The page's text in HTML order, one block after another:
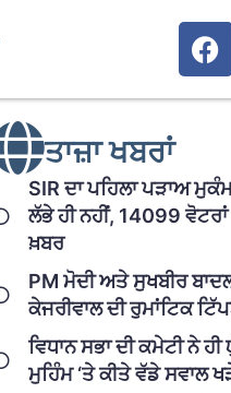
ਤਾਜ਼ਾ ਖਬਰਾਂ
SIR ਦਾ ਪਹਿਲਾ ਪੜਾਅ
ਲੱਭੇ ਹੀ ਨਹੀਂ, 14099
ਖ਼ਬਰ
PM ਮੋਦੀ ਅਤੇ ਸੁਖਬੀਰ
ਕੇਜਰੀਵਾਲ ਦੀ ਰੁਮਾਂਟਿਕ
ਵਿਧਾਨ ਸਭਾ ਦੀ ਕਮੇਟੀ ਨੇ
ਮੁਹਿੰਮ ‘ਤੇ ਕੀਤੇ ਵੱਡੇ ਸਵਾਲ